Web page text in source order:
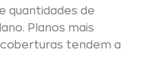
quantidades de
Planos mais
tendem a